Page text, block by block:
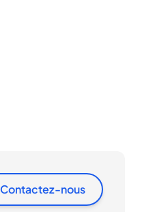
Contactez-nous